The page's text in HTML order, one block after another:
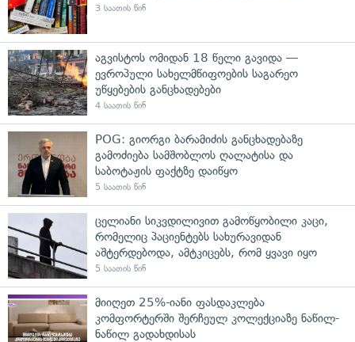
3 საათის წინ
აგვისტოს ომიდან 18 წელი გავიდა —
ევროპული სახელმწიფოების საგარეო
უწყებების განცხადებები
4 საათის წინ
POG: გიორგი ბარამიძის განცხადებაზე
გამოძიება სამშობლოს ღალატისა და
საბოტაჟის ფაქტზე დაიწყო
5 საათის წინ
ცელიანი სიკვდილივით გამოწყობილი კაცი,
რომელიც პაციენტებს სახურავიდან
აშტერდებოდა, ამტკიცებს, რომ ყვავი იყო
5 საათის წინ
მიიღეთ 25%-იანი ფასდაკლება
კომფორტერში შერჩეულ კოლექციაზე ნაწილ-
ნაწილ გადახდისას